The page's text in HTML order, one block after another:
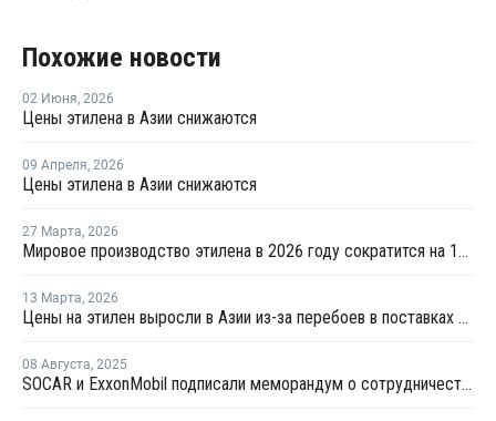
Похожие новости
02 Июня, 2026
Цены этилена в Азии снижаются
09 Апреля, 2026
Цены этилена в Азии снижаются
27 Марта, 2026
Мировое производство этилена в 2026 году сократится на 12% на фоне конфликта на Ближнем Востоке
13 Марта, 2026
Цены на этилен выросли в Азии из-за перебоев в поставках и повышения цен на энергоносители
08 Августа, 2025
SOCAR и ExxonMobil подписали меморандум о сотрудничестве